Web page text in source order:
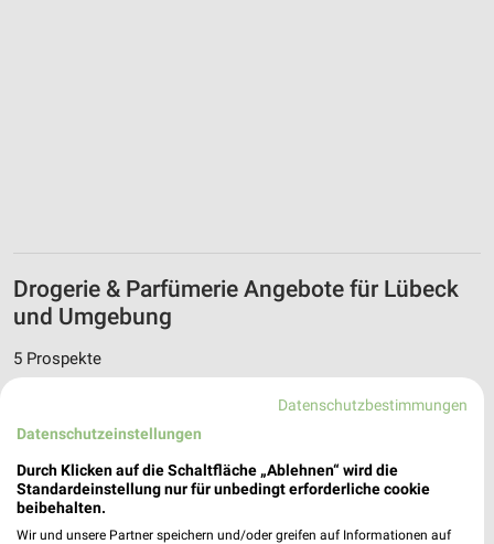
Drogerie & Parfümerie Angebote für Lübeck
und Umgebung
5 Prospekte
BUDNI
Datenschutzbestimmungen
Datenschutzeinstellungen
Durch Klicken auf die Schaltfläche „Ablehnen“ wird die
Standardeinstellung nur für unbedingt erforderliche cookie
beibehalten.
Wir und unsere Partner speichern und/oder greifen auf Informationen auf